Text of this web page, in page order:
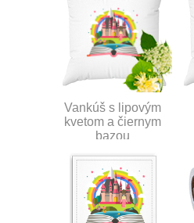
Vankúš s lipovým
kvetom a čiernym
bazou